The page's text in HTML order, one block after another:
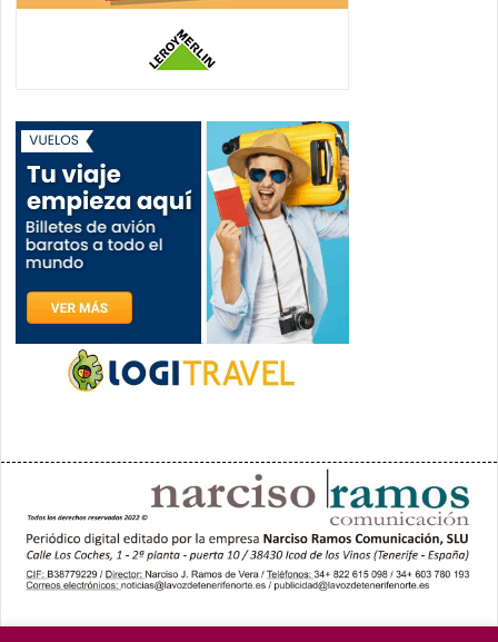
PORTADA YCODEN DAUTE (7)
VALLE DE LA OROTAVA (3)